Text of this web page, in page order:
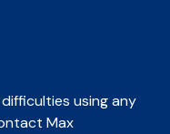
using any
Max